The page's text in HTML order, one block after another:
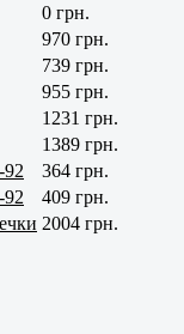
0 грн.
970 грн.
739 грн.
955 грн.
1231 грн.
1389 грн.
92
364 грн.
92
409 грн.
2004 грн.